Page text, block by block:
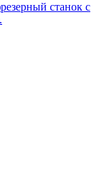
станок с